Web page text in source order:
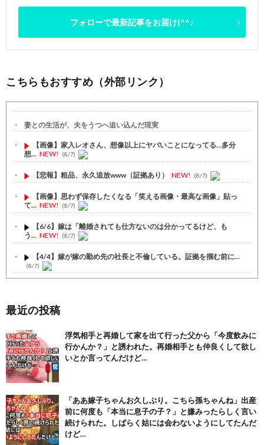
フォローで最新記事をお届け(^^♪
こちらもおすすめ（外部リンク）
妻との生活が、夫をうつへ追い込んだ現実
【画像】家入レオさん、想像以上にヤバいことになってる…多分
想... NEW! (8/7)
【悲報】粗品、永久追放www（証拠あり） NEW! (8/7)
【画像】思わず保存したくなる「笑える画像・最高な画像」貼っ
て... NEW! (8/7)
【6/6】嫁は「離婚されても仕方ないのは分かってるけど、も
う... NEW! (8/7)
【4/4】嫁が嫁の勤め先の社長と不倫している。証拠を掴む前に...
(8/7)
【注目】熊本地震、28人死亡（30日午前6:30時点）
舌を絡ませて、唾液交換して── ちゅっちゅしながらの濃厚エッ...
(7/30)
【パリピ孔明】アニオリ場面も高評価「パリピ」続編への期待が高...
(6/22)
【画像】テイルズで一番マ〇コ舐めまわしたい女の子ｗｗｗｗｗ
(6/22)
Powered by livedoor 相互RSS
最近の投稿
浮気相手と再婚して家を出て行った父から「今度飲みに
行かんか？」と誘われた。再婚相手とも仲良くして欲し
いとか言ってんだけど…
「ああ嫁子ちゃんお久しぶり。こちら孫ちゃんね」出産
前に何度も「本当に息子の子？」と嫌みったらしく言い
続けられた。しばらく姑には会わないようにしてたんだ
けど…